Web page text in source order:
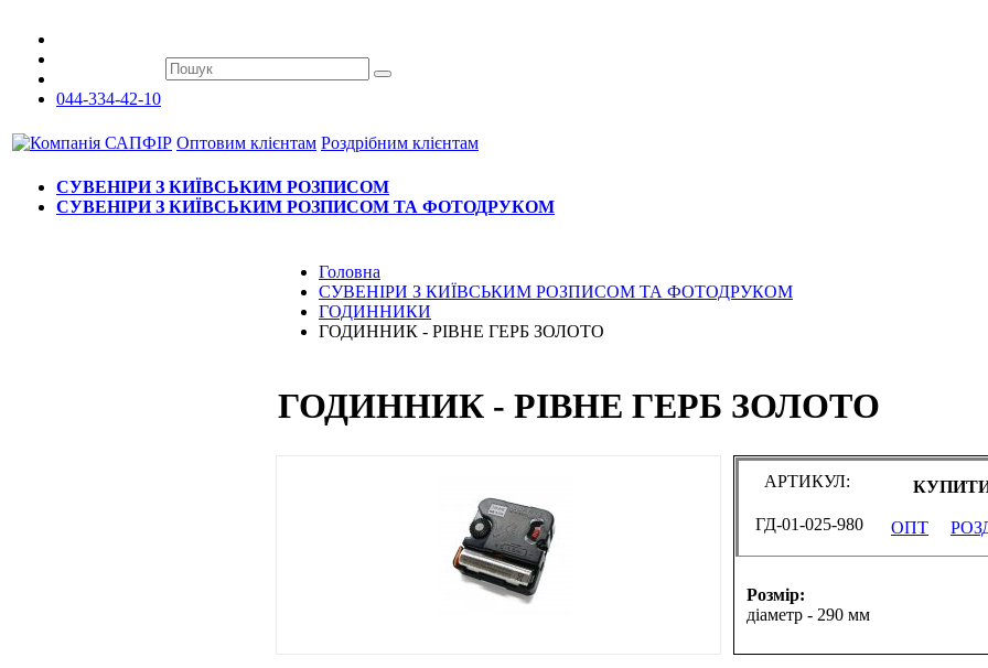
044-334-42-10
Оптовим клієнтам Роздрібним клієнтам
СУВЕНІРИ З КИЇВСЬКИМ РОЗПИСОМ
СУВЕНІРИ З КИЇВСЬКИМ РОЗПИСОМ ТА ФОТОДРУКОМ
Головна
СУВЕНІРИ З КИЇВСЬКИМ РОЗПИСОМ ТА ФОТОДРУКОМ
ГОДИННИКИ
ГОДИННИК - РІВНЕ ГЕРБ ЗОЛОТО
ГОДИННИК - РІВНЕ ГЕРБ ЗОЛОТО
АРТИКУЛ:
ГД-01-025-980 ОПТ
Розмір:
діаметр - 290 мм